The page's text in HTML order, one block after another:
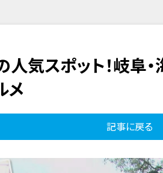
気スポット！岐阜
メ
記事に戻る